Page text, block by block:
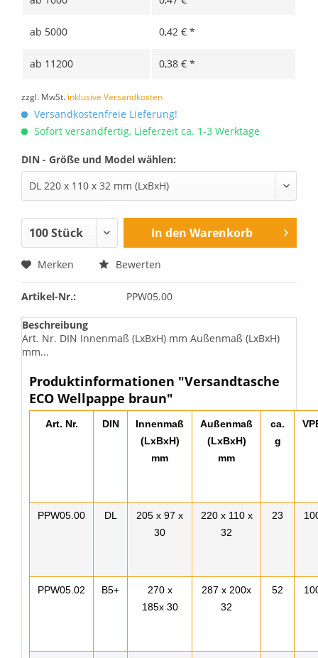
ab 5000 0,42 € *
ab 11200 0,38 € *
zzgl. MwSt. inklusive Versandkosten
Versandkostenfreie Lieferung!
Sofort versandfertig, Lieferzeit ca. 1-3 Werktage
DIN - Größe und Model wählen:
In den Warenkorb
Merken Bewerten
Artikel-Nr.: PPW05.00
Beschreibung
Art. Nr. DIN Innenmaß (LxBxH) mm Außenmaß (LxBxH)
mm...
Produktinformationen "Versandtasche
ECO Wellpappe braun"
Art. Nr. DIN
Innenmaß
(LxBxH)
mm
Außenmaß
(LxBxH)
mm
ca.
g
PPW05.00 DL
205 x 97 x
30
220 x 110 x
32
23
PPW05.02 B5+
270 x
185x 30
287 x 200x
32
52